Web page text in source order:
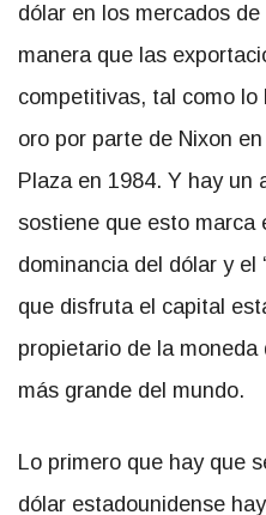
dólar en los mercados
manera que las
competitivas, tal como
oro por parte de Nixon
Plaza en 1984. Y hay un
sostiene que esto marca
dominancia del dólar y el
que disfruta el capital
propietario de la
más grande del mundo.
Lo primero que hay que
dólar estadounidense